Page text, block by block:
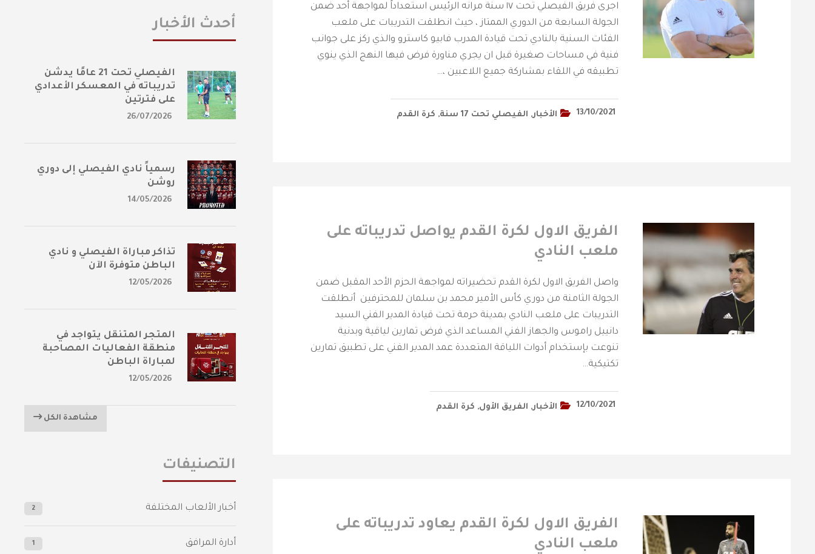
اجرى فريق الفيصلي تحت ١٧ سنة مرانه الرئيس استعداداً لمواجهة أحد ضمن
الجولة السابعة من الدوري الممتاز ، حيث انطلقت التدريبات على ملعب
الفئات السنية بالنادي تحت قيادة المدرب فابيو كاسترو والذي ركز على جوانب
فنية في مساحات صغيرة قبل ان يجري مناورة فرض فيها النهج الذي ينوي
تطبيقه في اللقاء بمشاركة جميع اللاعبين ،…
13/10/2021 الأخبار, ‫الفيصلي‬⁩ تحت 17 سنة , كرة القدم
الفريق الاول لكرة القدم يواصل تدريباته على
ملعب النادي
واصل الفريق الاول لكرة القدم تحضيراته لمواجهة الحزم الأحد المقبل ضمن
الجولة الثامنة من دوري كأس الأمير محمد بن سلمان للمحترفين أنطلقت
التدريبات على ملعب النادي بمدينة حرمة تحت قيادة المدير الفني السيد
دانييل راموس والجهاز الفني المساعد الذي فرض تمارين لياقية وبدنية
تنوعت بإستخدام أدوات اللياقة المتعددة عمد المدير الفني على تطبيق تمارين
تكتيكية…
12/10/2021 الأخبار, الفريق الأول, كرة القدم
الفريق الاول لكرة القدم يعاود تدريباته على
ملعب النادي
أحدث الأخبار
الفيصلي تحت 21 عامًا يدشن
تدريباته في المعسكر الأعدادي
على فترتين
26/07/2026
رسمياً نادي الفيصلي إلى دوري
روشن
14/05/2026
تذاكر مباراة الفيصلي و نادي
الباطن متوفرة الآن
12/05/2026
المتجر المتنقل يتواجد في
منطقة الفعاليات المصاحبة
لمباراة الباطن
12/05/2026
مشاهدة الكل
التصنيفات
أخبار الألعاب المختلفة 2
أدارة المرافق 1